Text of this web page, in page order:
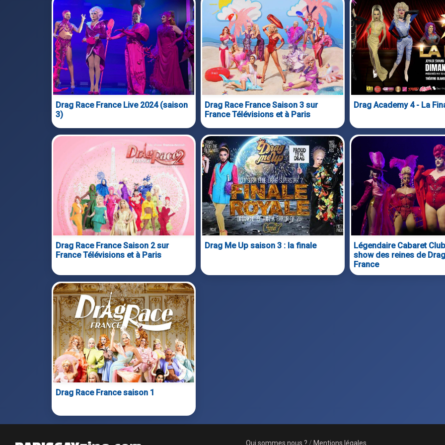
Drag Race France Live 2024 (saison
3)
Drag Race France Saison 3 sur
France Télévisions et à Paris
Drag Academy 4 - La
Drag Race France Saison 2 sur
France Télévisions et à Paris
Drag Me Up saison 3 : la finale
Légendaire Cabaret
show des reines de
France
Drag Race France saison 1
Qui sommes nous ? / Mentions légales